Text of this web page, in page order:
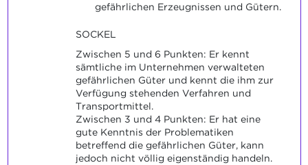
gefährlichen Erzeugnissen und Gütern.
SOCKEL
Zwischen 5 und 6 Punkten: Er kennt
sämtliche im Unternehmen verwalteten
gefährlichen Güter und kennt die ihm zur
Verfügung stehenden Verfahren und
Transportmittel.
Zwischen 3 und 4 Punkten: Er hat eine
gute Kenntnis der Problematiken
betreffend die gefährlichen Güter, kann
jedoch nicht völlig eigenständig handeln.